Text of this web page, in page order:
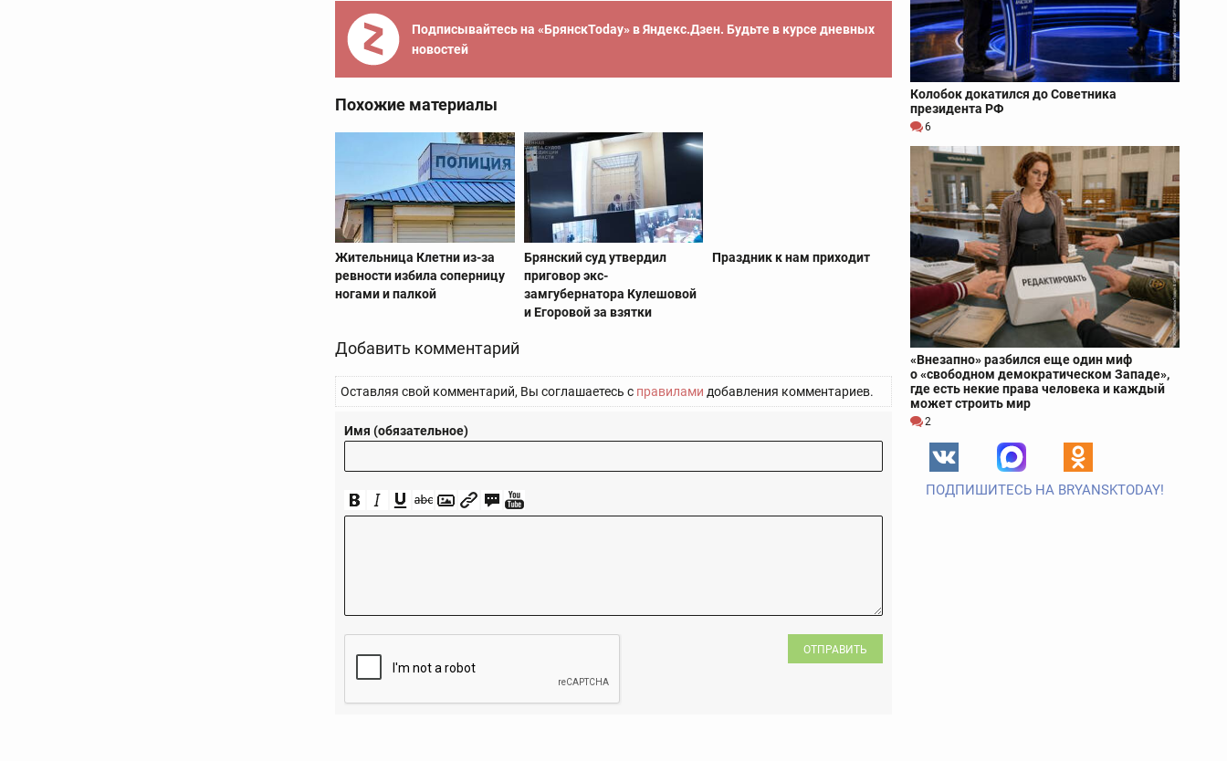
Подписывайтесь на «БрянскToday» в Яндекс.Дзен. Будьте в курсе дневных
новостей
Похожие материалы
Жительница Клетни из-за
ревности избила соперницу
ногами и палкой
Брянский суд утвердил
приговор экс-
замгубернатора Кулешовой
и Егоровой за взятки
Праздник к нам приходит
Добавить комментарий
Оставляя свой комментарий, Вы соглашаетесь с правилами добавления комментариев.
Имя (обязательное)
ОТПРАВИТЬ
Колобок докатился до Советника
президента РФ
6
«Внезапно» разбился еще один миф
о «свободном демократическом Западе»,
где есть некие права человека и каждый
может строить мир
2
ПОДПИШИТЕСЬ НА BRYANSKTODAY!